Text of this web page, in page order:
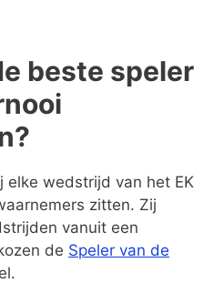
beste speler
elke wedstrijd van het EK
zitten. Zij
vanuit een
de Speler van de